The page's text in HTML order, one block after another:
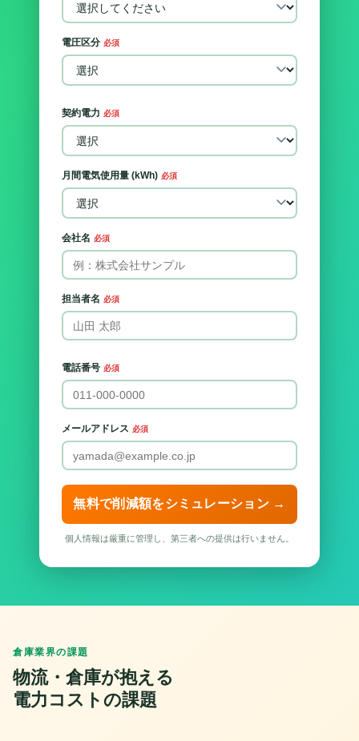
電圧区分 必須
契約電力 必須
月間電気使用量 (kWh) 必須
会社名 必須
担当者名 必須
電話番号 必須
メールアドレス 必須
無料で削減額をシミュレーション →
個人情報は厳重に管理し、第三者への提供は行いません。
倉庫業界の課題
物流・倉庫が抱える
電力コストの課題